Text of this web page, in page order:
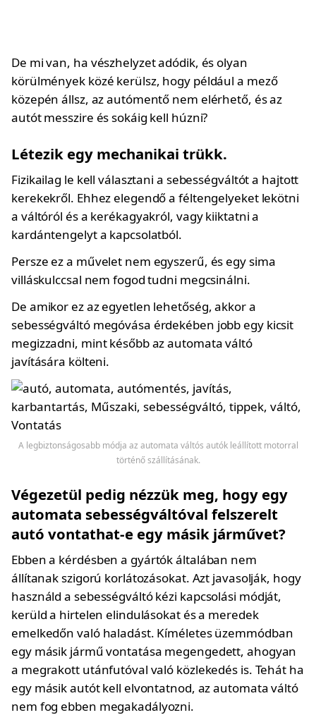
De mi van, ha vészhelyzet adódik, és olyan
körülmények közé kerülsz, hogy például a mező
közepén állsz, az autómentő nem elérhető, és az
autót messzire és sokáig kell húzni?
Létezik egy mechanikai trükk.
Fizikailag le kell választani a sebességváltót a hajtott
kerekekről. Ehhez elegendő a féltengelyeket lekötni
a váltóról és a kerékagyakról, vagy kiiktatni a
kardántengelyt a kapcsolatból.
Persze ez a művelet nem egyszerű, és egy sima
villáskulccsal nem fogod tudni megcsinálni.
De amikor ez az egyetlen lehetőség, akkor a
sebességváltó megóvása érdekében jobb egy kicsit
megizzadni, mint később az automata váltó
javítására költeni.
A legbiztonságosabb módja az automata váltós autók leállított motorral
történő szállításának.
Végezetül pedig nézzük meg, hogy egy
automata sebességváltóval felszerelt
autó vontathat-e egy másik járművet?
Ebben a kérdésben a gyártók általában nem
állítanak szigorú korlátozásokat. Azt javasolják, hogy
használd a sebességváltó kézi kapcsolási módját,
kerüld a hirtelen elindulásokat és a meredek
emelkedőn való haladást. Kíméletes üzemmódban
egy másik jármű vontatása megengedett, ahogyan
a megrakott utánfutóval való közlekedés is. Tehát ha
egy másik autót kell elvontatnod, az automata váltó
nem fog ebben megakadályozni.